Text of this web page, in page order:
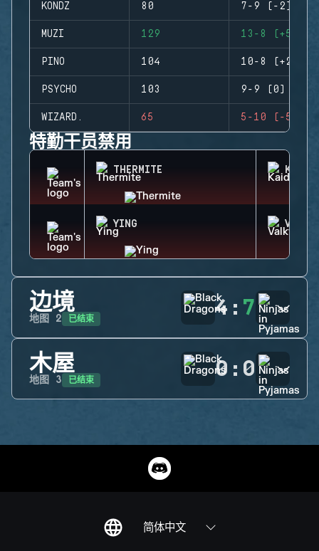
KONDZ 80 7-9 (-2)
MUZI 129 13-8 (+5)
PINO 104 10-8 (+2)
PSYCHO 103 9-9 (0)
WIZARD. 65 5-10 (-5)
特勤干员禁用
THERMITE KAID
YING
边境
地图 2 已结束 4 : 7
木屋
地图 3 已结束 0 : 0
简体中文